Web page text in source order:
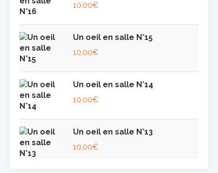
10,00€
Un oeil en salle N°15
10,00€
Un oeil en salle N°14
10,00€
Un oeil en salle N°13
10,00€